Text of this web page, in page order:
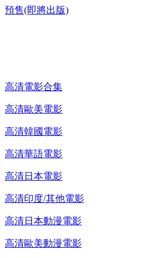
預售(即將出版)
高清電影合集
高清歐美電影
高清韓國電影
高清華語電影
高清日本電影
高清印度/其他電影
高清日本動漫電影
高清歐美動漫電影